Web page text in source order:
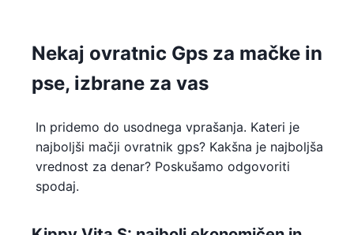
Nekaj ​​ovratnic Gps za mačke in
pse, izbrane za vas
In pridemo do usodnega vprašanja. Kateri je
najboljši mačji ovratnik gps? Kakšna je najboljša
vrednost za denar? Poskušamo odgovoriti
spodaj.